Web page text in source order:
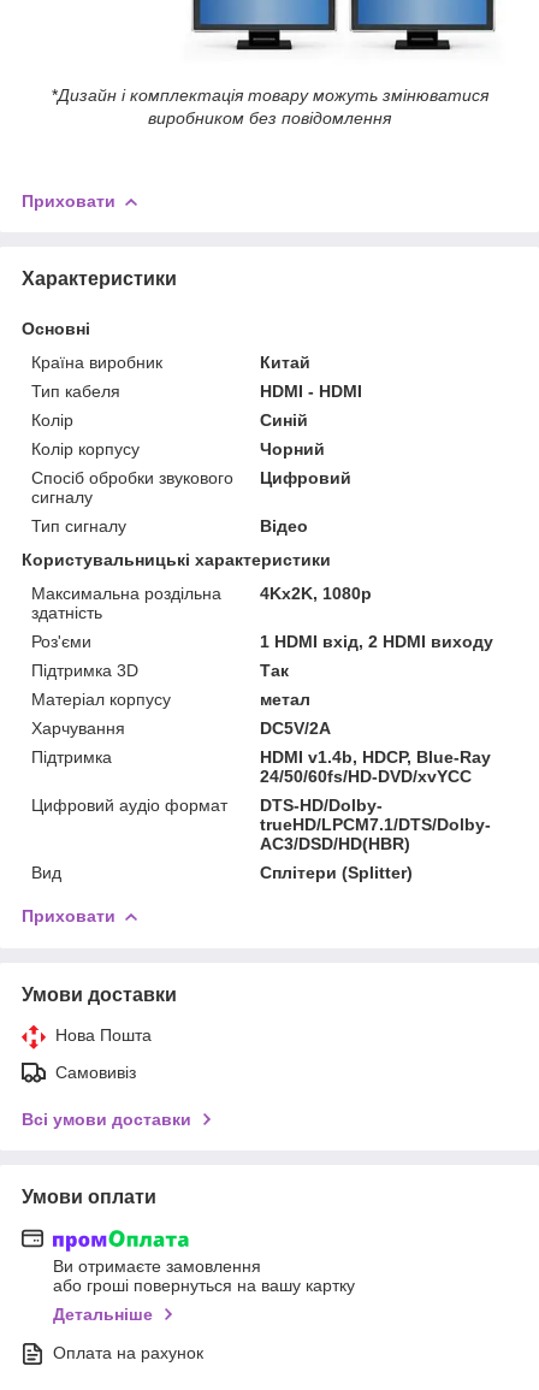
*Дизайн і комплектація товару можуть змінюватися
виробником без повідомлення
Приховати
Характеристики
Основні
Країна виробник
Китай
Тип кабеля
HDMI - HDMI
Колір
Синій
Колір корпусу
Чорний
Спосіб обробки звукового
сигналу
Цифровий
Тип сигналу
Відео
Користувальницькі характеристики
Максимальна роздільна
здатність
4Kx2K, 1080р
Роз'єми
1 HDMI вхід, 2 HDMI виходу
Підтримка 3D
Так
Матеріал корпусу
метал
Харчування
DC5V/2A
Підтримка
HDMI v1.4b, HDCP, Blue-Ray
24/50/60fs/HD-DVD/xvYCC
Цифровий аудіо формат
DTS-HD/Dolby-
trueHD/LPCM7.1/DTS/Dolby-
AC3/DSD/HD(HBR)
Вид
Сплітери (Splitter)
Приховати
Умови доставки
Нова Пошта
Самовивіз
Всі умови доставки
Умови оплати
Ви отримаєте замовлення
або гроші повернуться на вашу картку
Детальніше
Оплата на рахунок